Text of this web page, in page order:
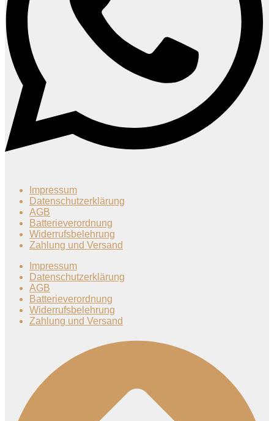
Impressum
Datenschutzerklärung
AGB
Batterieverordnung
Widerrufsbelehrung
Zahlung und Versand
Impressum
Datenschutzerklärung
AGB
Batterieverordnung
Widerrufsbelehrung
Zahlung und Versand